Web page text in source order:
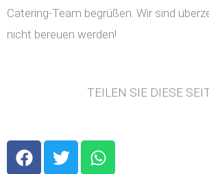
Catering-Team begrüßen. Wir sind
nicht bereuen werden!
TEILEN SIE DIESE
F
a
T
w
W
h